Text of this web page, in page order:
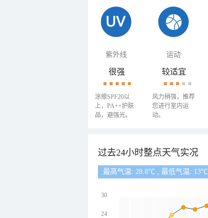
紫外线 运动
很强
涂擦SPF20以
上，PA++护肤
品，避强光。
较适宜
风力稍强，推荐
您进行室内运
动。
过去24小时整点天气实况
最高气温: 28.8℃ , 最低气温: 13℃
30
24